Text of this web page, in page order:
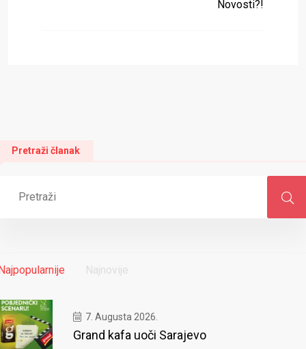
Novosti?!
Pretraži članak
Najnovije
7. Augusta 2026.
Grand kafa uoči Sarajevo